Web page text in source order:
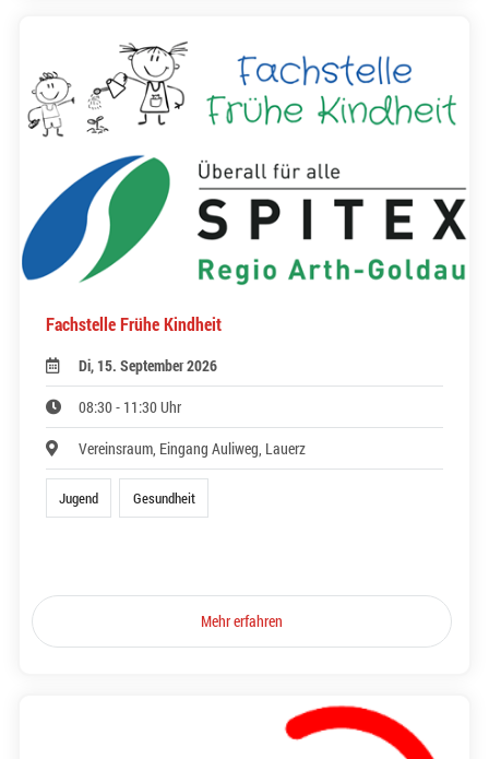
Fachstelle Frühe Kindheit
Di, 15. September 2026
08:30 - 11:30 Uhr
Vereinsraum, Eingang Auliweg, Lauerz
Jugend Gesundheit
Mehr erfahren